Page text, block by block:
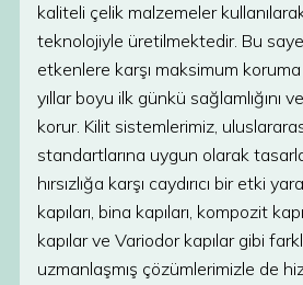
kaliteli çelik malzemeler
teknolojiyle üretilmektedir. Bu
etkenlere karşı maksimum
yıllar boyu ilk günkü sağlamlığını
korur. Kilit sistemlerimiz,
standartlarına uygun olarak
hırsızlığa karşı caydırıcı bir etki
kapıları, bina kapıları, kompozit
kapılar ve Variodor kapılar gibi
uzmanlaşmış çözümlerimizle de